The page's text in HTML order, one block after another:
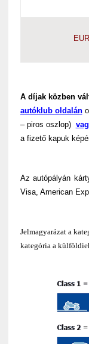
EUR
A díjak közben
autóklub oldalán
– piros oszlop)
a fizető kapuk
Az autópályán
Visa, American
Jelmagyarázat a
kategória a